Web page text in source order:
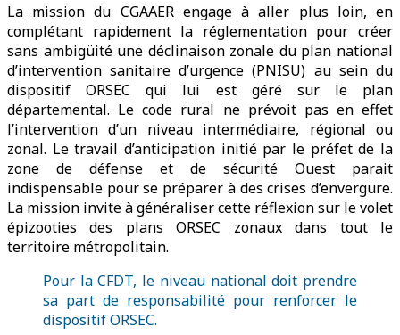
La mission du CGAAER engage à aller plus loin, en
complétant rapidement la réglementation pour créer
sans ambigüité une déclinaison zonale du plan national
d’intervention sanitaire d’urgence (PNISU) au sein du
dispositif ORSEC qui lui est géré sur le plan
départemental. Le code rural ne prévoit pas en effet
l’intervention d’un niveau intermédiaire, régional ou
zonal. Le travail d’anticipation initié par le préfet de la
zone de défense et de sécurité Ouest parait
indispensable pour se préparer à des crises d’envergure.
La mission invite à généraliser cette réflexion sur le volet
épizooties des plans ORSEC zonaux dans tout le
territoire métropolitain.
Pour la CFDT, le niveau national doit prendre
sa part de responsabilité pour renforcer le
dispositif ORSEC.